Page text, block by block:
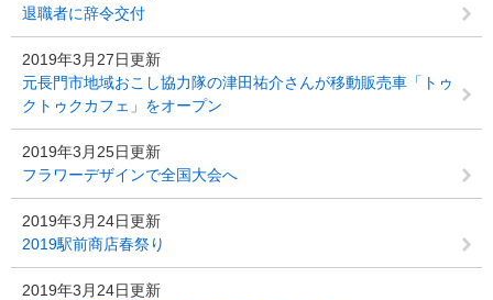
退職者に辞令交付
2019年3月27日更新
元長門市地域おこし協力隊の津田祐介さんが移動販売車「トゥ
クトゥクカフェ」をオープン
2019年3月25日更新
フラワーデザインで全国大会へ
2019年3月24日更新
2019駅前商店春祭り
2019年3月24日更新